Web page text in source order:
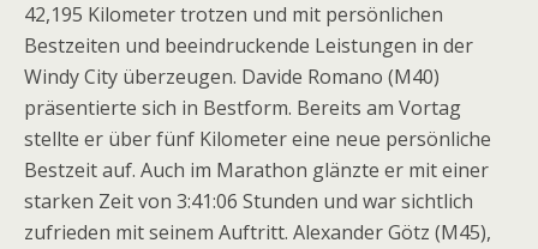
42,195 Kilometer trotzen und mit persönlichen
Bestzeiten und beeindruckende Leistungen in der
Windy City überzeugen. Davide Romano (M40)
präsentierte sich in Bestform. Bereits am Vortag
stellte er über fünf Kilometer eine neue persönliche
Bestzeit auf. Auch im Marathon glänzte er mit einer
starken Zeit von 3:41:06 Stunden und war sichtlich
zufrieden mit seinem Auftritt. Alexander Götz (M45),